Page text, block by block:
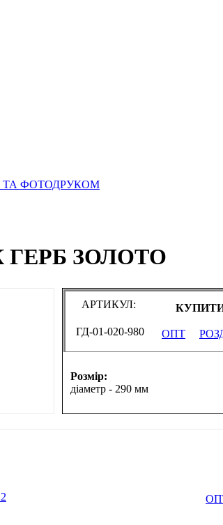
ТА ФОТОДРУКОМ
ЗОЛОТО
АРТИКУЛ:
ГД-01-020-980 ОПТ
Розмір:
діаметр - 290 мм